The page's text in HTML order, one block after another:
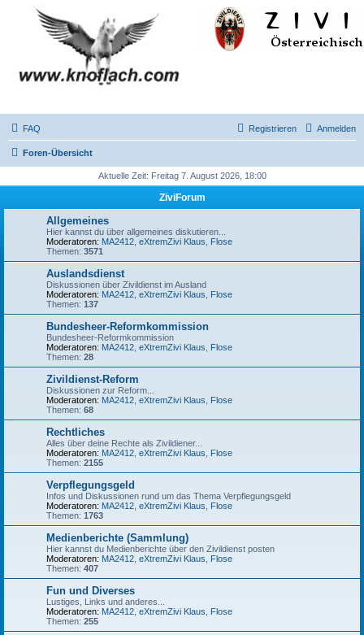
FAQ Anmelden
Registrieren
Foren-Übersicht
Aktuelle Zeit: Freitag 7. August 2026, 18:00
ZiviForum
Allgemeines
Hier kannst du über allgemeines diskutieren...
Moderatoren: MA2412 eXtremZivi Klaus
Flose
Themen: 3571
Auslandsdienst
Diskussionen über Zivildienst im Ausland
Moderatoren: MA2412 eXtremZivi Klaus
Flose
Themen: 137
Bundesheer-Reformkommission
Bundesheer-Reformkommission
Moderatoren: MA2412 eXtremZivi Klaus
Flose
Themen: 28
Zivildienst-Reform
Diskussionen zur Reform...
Moderatoren: MA2412 eXtremZivi Klaus
Flose
Themen: 68
Rechtliches
Alles über deine Rechte als Zivildiener...
Moderatoren: MA2412 eXtremZivi Klaus
Flose
Themen: 2155
Verpflegungsgeld
Infos und Diskussionen rund um das Thema Verpflegungsgeld
Moderatoren: MA2412 eXtremZivi Klaus
Flose
Themen: 1763
Medienberichte (Sammlung)
Hier kannst du Medienberichte über den Zivildienst posten
Moderatoren: MA2412 eXtremZivi Klaus
Flose
Themen: 407
Fun und Diverses
Lustiges, Links und anderes...
Moderatoren: MA2412 eXtremZivi Klaus
Flose
Themen: 255